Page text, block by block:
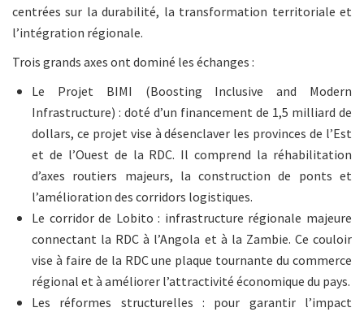
centrées sur la durabilité, la transformation territoriale et
l’intégration régionale.
Trois grands axes ont dominé les échanges :
Le Projet BIMI (Boosting Inclusive and Modern
Infrastructure) : doté d’un financement de 1,5 milliard de
dollars, ce projet vise à désenclaver les provinces de l’Est
et de l’Ouest de la RDC. Il comprend la réhabilitation
d’axes routiers majeurs, la construction de ponts et
l’amélioration des corridors logistiques.
Le corridor de Lobito : infrastructure régionale majeure
connectant la RDC à l’Angola et à la Zambie. Ce couloir
vise à faire de la RDC une plaque tournante du commerce
régional et à améliorer l’attractivité économique du pays.
Les réformes structurelles : pour garantir l’impact